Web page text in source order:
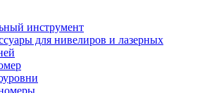
инструмент
для нивелиров и лазерных